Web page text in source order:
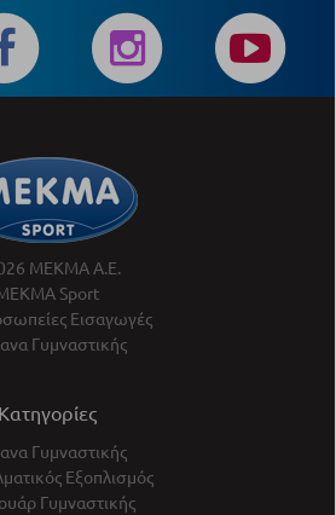
ΜΕΚΜΑ Α.Ε.
Sport
Εισαγωγές
Γυμναστικής
Κατηγορίες
Γυμναστικής
Εξοπλισμός
Γυμναστικής